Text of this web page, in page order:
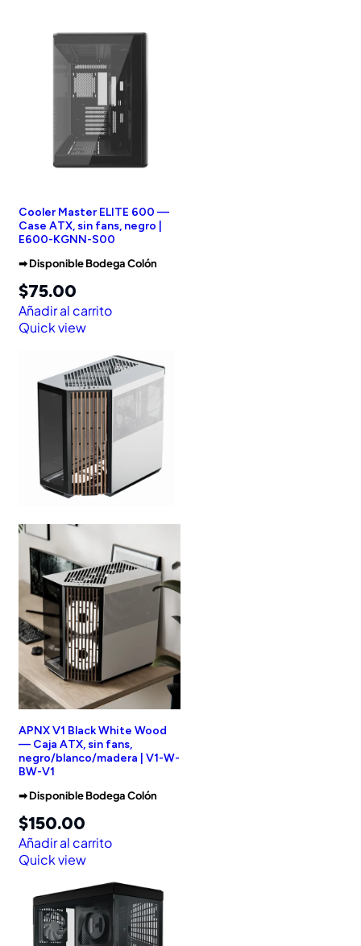
Cooler Master ELITE 600 —
Case ATX, sin fans, negro |
E600-KGNN-S00
➡︎ Disponible Bodega Colón
$75.00
Añadir al carrito
Quick view
APNX V1 Black White Wood
— Caja ATX, sin fans,
negro/blanco/madera | V1-W-
BW-V1
➡︎ Disponible Bodega Colón
$150.00
Añadir al carrito
Quick view